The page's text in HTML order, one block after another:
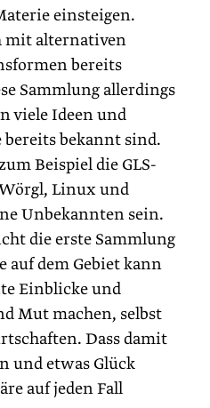
einsteigen.
mit alternativen
bereits
Sammlung allerdings
viele Ideen und
bereits bekannt sind.
Beispiel die GLS-
Linux und
Unbekannten sein.
die erste Sammlung
auf dem Gebiet kann
Einblicke und
Mut machen, selbst
Dass damit
und etwas Glück
auf jeden Fall